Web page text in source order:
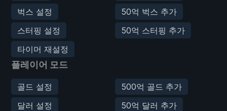
벅스 설정
50억 벅스 추가
스터핑 설정
50억 스터핑 추가
타이머 재설정
플레이어 모드
골드 설정
500억 골드 추가
달러 설정
50억 달러 추가